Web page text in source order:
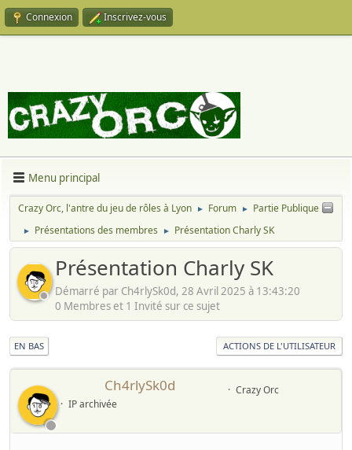
Connexion Inscrivez-vous
Menu principal
Crazy Orc, l'antre du jeu de rôles à Lyon ► Forum ► Partie Publique
► Présentations des membres ► Présentation Charly SK
Présentation Charly SK
Démarré par Ch4rlySk0d, 28 Avril 2025 à 13:43:20
0 Membres et 1 Invité sur ce sujet
EN BAS ACTIONS DE L'UTILISATEUR
Ch4rlySk0d
Crazy Orc
IP archivée